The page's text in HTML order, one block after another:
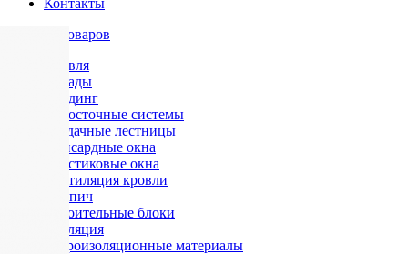
Каталог товаров
Кровля
Фасады
Сайдинг
Водосточные системы
Чердачные лестницы
Мансардные окна
Пластиковые окна
Вентиляция кровли
Кирпич
Строительные блоки
Изоляция
Гидроизоляционные материалы